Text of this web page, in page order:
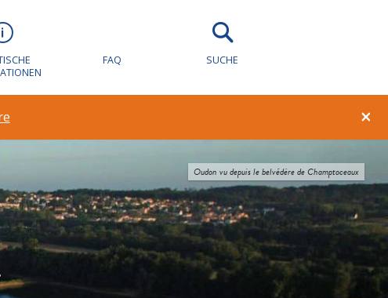
FAQ SUCHE
×
Oudon vu depuis le belvédère de Champtoceaux
Huang Yong Ping, pointe du Nez de chien, Saint Brevin les Pins, dep44, Pays de La Loire, France